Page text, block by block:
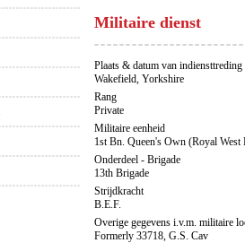
Militaire dienst
Plaats & datum van indiensttreding
Wakefield, Yorkshire
Rang
Private
Militaire eenheid
1st Bn. Queen's Own (Royal West
Onderdeel - Brigade
13th Brigade
Strijdkracht
B.E.F.
Overige gegevens i.v.m. militaire
Formerly 33718, G.S. Cav